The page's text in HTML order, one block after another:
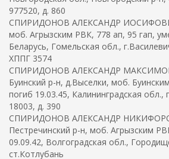
977520, д. 860
СПИРИДОНОВ АЛЕКСАНДР
моб. Агрызским РВК, 778 ап, 95 гап,
Беларусь, Гомельская обл.,
ХППГ 3574
СПИРИДОНОВ АЛЕКСАНДР
Буинский р-н, д.Выселки, моб.
погиб 19.03.45, Калининградская обл.,
18003, д. 390
СПИРИДОНОВ АЛЕКСАНДР
Пестречинский р-н, моб. Агрызским
09.09.42, Волгоградская обл.,
ст.Котлубань